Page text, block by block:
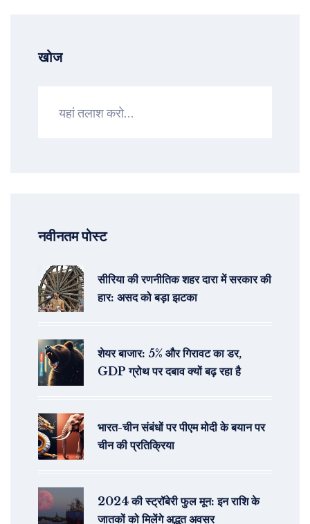
खोज
नवीनतम पोस्ट
सीरिया की रणनीतिक शहर दारा में सरकार की
हार: असद को बड़ा झटका
शेयर बाजार: 5% और गिरावट का डर,
GDP ग्रोथ पर दबाव क्यों बढ़ रहा है
भारत-चीन संबंधों पर पीएम मोदी के बयान पर
चीन की प्रतिक्रिया
2024 की स्ट्रॉबेरी फुल मून: इन राशि के
जातकों को मिलेंगे अद्भुत अवसर